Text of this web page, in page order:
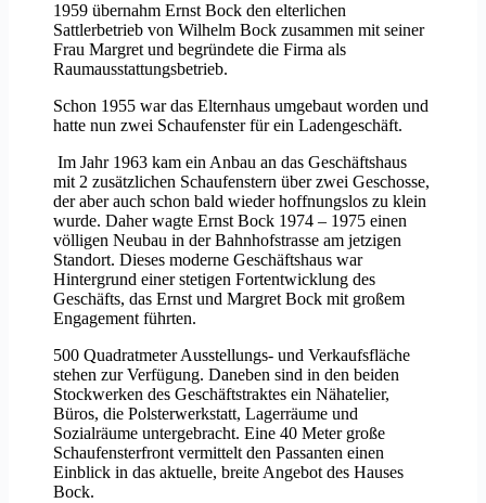
1959 übernahm Ernst Bock den elterlichen
Sattlerbetrieb von Wilhelm Bock zusammen mit seiner
Frau Margret und begründete die Firma als
Raumausstattungsbetrieb.
Schon 1955 war das Elternhaus umgebaut worden und
hatte nun zwei Schaufenster für ein Ladengeschäft.
Im Jahr 1963 kam ein Anbau an das Geschäftshaus
mit 2 zusätzlichen Schaufenstern über zwei Geschosse,
der aber auch schon bald wieder hoffnungslos zu klein
wurde. Daher wagte Ernst Bock 1974 – 1975 einen
völligen Neubau in der Bahnhofstrasse am jetzigen
Standort. Dieses moderne Geschäftshaus war
Hintergrund einer stetigen Fortentwicklung des
Geschäfts, das Ernst und Margret Bock mit großem
Engagement führten.
500 Quadratmeter Ausstellungs- und Verkaufsfläche
stehen zur Verfügung. Daneben sind in den beiden
Stockwerken des Geschäftstraktes ein Nähatelier,
Büros, die Polsterwerkstatt, Lagerräume und
Sozialräume untergebracht. Eine 40 Meter große
Schaufensterfront vermittelt den Passanten einen
Einblick in das aktuelle, breite Angebot des Hauses
Bock.